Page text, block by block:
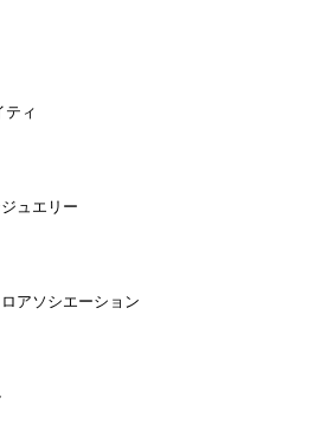
ティ
ュエリー
アソシエーション